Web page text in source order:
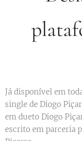
Já disponível em
single de Diogo
em dueto Diogo
escrito em parceria